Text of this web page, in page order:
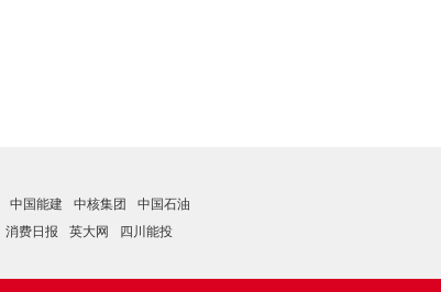
中国能建 中核集团
中国石油
消费日报 英大网 四川能投